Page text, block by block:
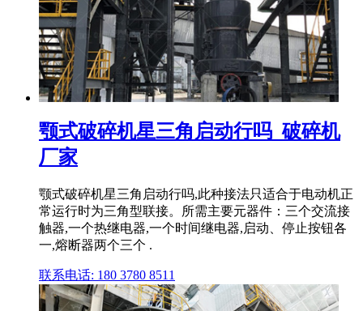
颚式破碎机星三角启动行吗_破碎机
厂家
颚式破碎机星三角启动行吗,此种接法只适合于电动机正
常运行时为三角型联接。所需主要元器件：三个交流接
触器,一个热继电器,一个时间继电器,启动、停止按钮各
一,熔断器两个三个 .
联系电话: 180 3780 8511